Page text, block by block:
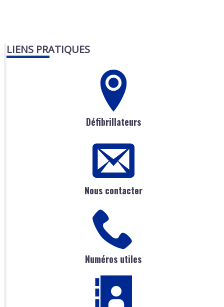
LIENS PRATIQUES
Défibrillateurs
Nous contacter
Numéros utiles